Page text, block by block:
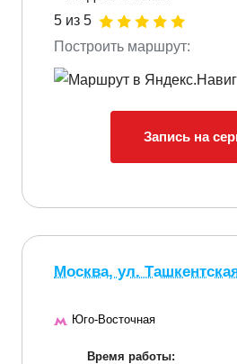
5 из 5
Построить маршрут:
Запись на
Москва, ул.
Юго-Восточная
Время работы: